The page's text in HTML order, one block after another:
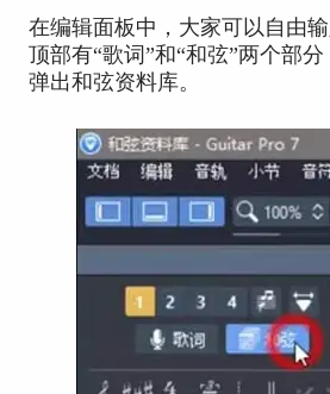
在编辑面板中，大家可以自由
顶部有“歌词”和“和弦”两个部
弹出和弦资料库。